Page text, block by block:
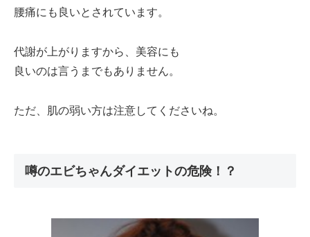
腰痛にも良いとされています。
代謝が上がりますから、美容にも
良いのは言うまでもありません。
ただ、肌の弱い方は注意してくださいね。
噂のエビちゃんダイエットの危険！？